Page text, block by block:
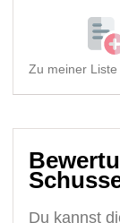
Zu meiner
Du kannst